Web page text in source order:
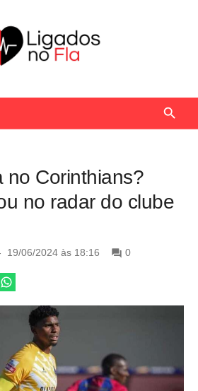
no Corinthians?
no radar do clube
P
s
t
19/06/2024 às 18:16 0